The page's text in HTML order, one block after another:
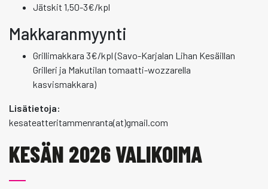
Jätskit 1,50-3€/kpl
Makkaranmyynti
Grillimakkara 3€/kpl (Savo-Karjalan Lihan Kesäillan
Grilleri ja Makutilan tomaatti-wozzarella
kasvismakkara)
Lisätietoja:
kesateatteritammenranta(at)gmail.com
KESÄN 2026 VALIKOIMA